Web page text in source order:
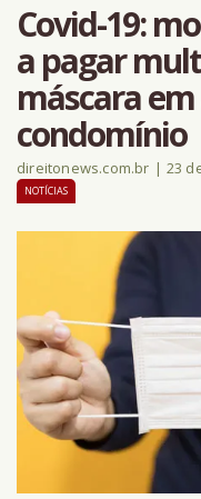
Covid-19:
a pagar
máscara
condomínio
direitonews.com.br | 23
NOTÍCIAS